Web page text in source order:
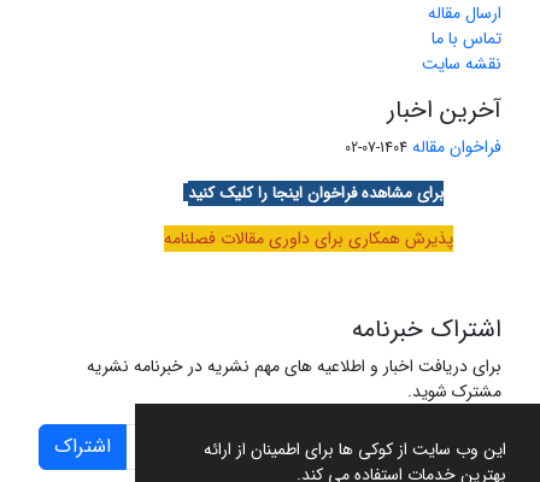
این وب سایت از کوکی ها برای اطمینان از ارائه
بهترین خدمات استفاده می کند.
ارسال مقاله
تماس با ما
نقشه سایت
آخرین اخبار
فراخوان مقاله 1404-07-02
برای مشاهده فراخوان اینجا را کلیک کنید
پذیرش همکاری برای داوری مقالات فصلنامه
اشتراک خبرنامه
برای دریافت اخبار و اطلاعیه های مهم نشریه در خبرنامه نشریه
مشترک شوید.
اشتراک